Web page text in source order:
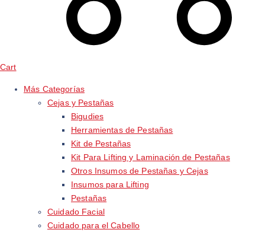
Cart
Más Categorías
Cejas y Pestañas
Bigudies
Herramientas de Pestañas
Kit de Pestañas
Kit Para Lifting y Laminación de Pestañas
Otros Insumos de Pestañas y Cejas
Insumos para Lifting
Pestañas
Cuidado Facial
Cuidado para el Cabello